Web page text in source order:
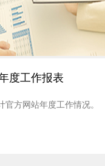
企业名单、严